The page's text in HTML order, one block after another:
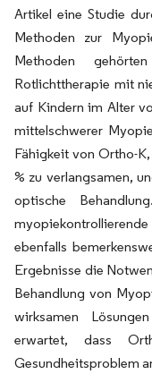
Artikel eine Studie
Methoden zur
Methoden
Rotlichttherapie mit
auf Kindern im Alter
mittelschwerer
Fähigkeit von Ortho-
% zu verlangsamen,
optische
ebenfalls
Ergebnisse die
Behandlung von
wirksamen
erwartet, dass
Gesundheitsproblem